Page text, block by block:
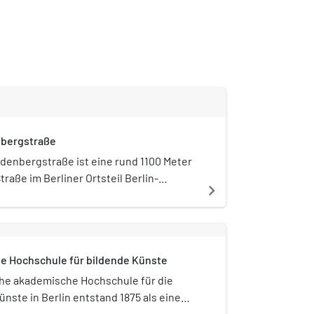
ist eine rund 1100 Meter
im Berliner Ortsteil Berlin-
die nach dem preußischen
ist. Die Straße, die zwischen 1767 und
Weg hieß, stellt die Verbindung
Breitscheid- und Ernst-Reuter-Platz
navigate_next
Hochschule für bildende Künste
akademische Hochschule für die
in Berlin entstand 1875 als eine